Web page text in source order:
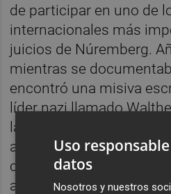
de participar en uno de
internacionales más
juicios de Núremberg.
mientras se
encontró una misiva
líder nazi llamado
la carta, creador de las
ambulantes, ofrecía
camarada sobre cómo
autoridades. Perseguido
Uso
datos
Nosotros y nuestros